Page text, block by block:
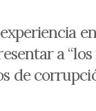
a “los
de